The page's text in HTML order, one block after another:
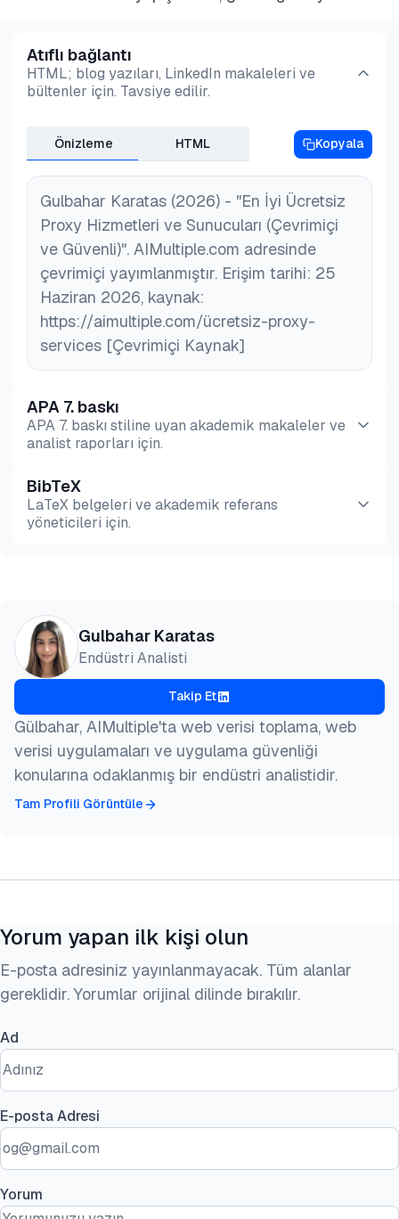
ProxyScrape, gerçek zamanlı olarak güncellenen
karma HTTP, HTTPS ve SOCKS proxy'lerini içerir.
değişkenlik gösterir. HTTPS veya SOCKS5
desteği, hızlı hızları veya güçlü gizliliği garanti
etmez.
Atıflı bağlantı
HTML; blog yazıları, LinkedIn makaleleri ve
bültenler için. Tavsiye edilir.
Önizleme HTML Kopyala
Gulbahar Karatas (2026) - "En İyi Ücretsiz
Proxy Hizmetleri ve Sunucuları (Çevrimiçi
ve Güvenli)". AIMultiple.com adresinde
çevrimiçi yayımlanmıştır. Erişim tarihi: 25
Haziran 2026, kaynak:
https://aimultiple.com/ücretsiz-proxy-
services [Çevrimiçi Kaynak]
APA 7. baskı
APA 7. baskı stiline uyan akademik makaleler ve
analist raporları için.
Önizleme HTML
BibTeX
LaTeX belgeleri ve akademik referans
yöneticileri için.
@misc{karatas2026,
  author = {Karatas, Gulbahar},
title  = {{En İyi Ücretsiz Proxy Hizmetleri ve
  year   = {2026},
howpublished    = {\url{https://aimultiple.com/
note   = {AIMultiple. Erişim tarihi: 25 Haziran
}
Gulbahar Karatas
Endüstri Analisti
Takip Et
Gülbahar, AIMultiple'ta web verisi toplama, web
verisi uygulamaları ve uygulama güvenliği
konularına odaklanmış bir endüstri analistidir.
Tam Profili Görüntüle
Yorum yapan ilk kişi olun
E-posta adresiniz yayınlanmayacak. Tüm alanlar
gereklidir. Yorumlar orijinal dilinde bırakılır.
Ad
E-posta Adresi
Yorum